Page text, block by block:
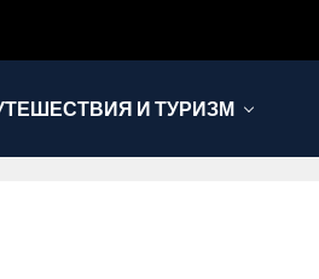
И ТУРИЗМ